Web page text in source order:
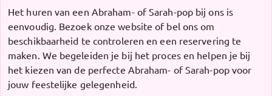
Het huren van een Abraham- of Sarah-pop bij ons is
eenvoudig. Bezoek onze website of bel ons om
beschikbaarheid te controleren en een reservering te
maken. We begeleiden je bij het proces en helpen je bij
het kiezen van de perfecte Abraham- of Sarah-pop voor
jouw feestelijke gelegenheid.